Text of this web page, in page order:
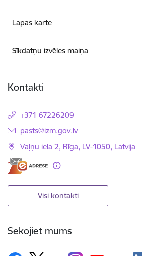
Lapas karte
Sīkdatņu izvēles maiņa
Kontakti
+371 67226209
E-pasts:
pasts@izm.gov.lv
Vaļņu iela 2, Rīga, LV-1050, Latvija
Visi kontakti
Sekojiet mums